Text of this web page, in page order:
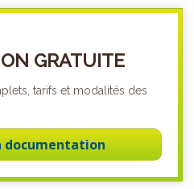
GRATUITE
tarifs et modalités des
documentation